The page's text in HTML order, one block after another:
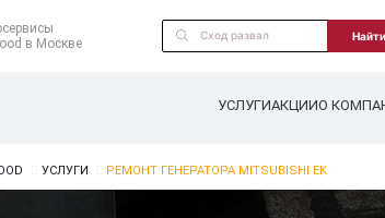
в Москве
Найти
УСЛУГИАКЦИИО
УСЛУГИ РЕМОНТ ГЕНЕРАТОРА MITSUBISHI EK